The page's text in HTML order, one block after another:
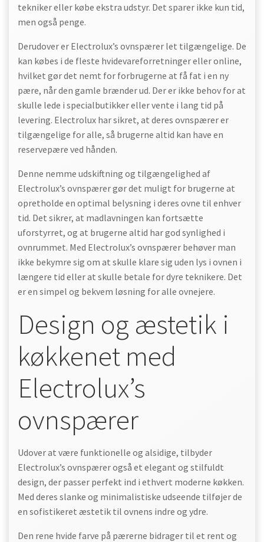
tekniker eller købe ekstra udstyr. Det sparer ikke kun tid,
men også penge.
Derudover er Electrolux’s ovnspærer let tilgængelige. De
kan købes i de fleste hvidevareforretninger eller online,
hvilket gør det nemt for forbrugerne at få fat i en ny
pære, når den gamle brænder ud. Der er ikke behov for at
skulle lede i specialbutikker eller vente i lang tid på
levering. Electrolux har sikret, at deres ovnspærer er
tilgængelige for alle, så brugerne altid kan have en
reservepære ved hånden.
Denne nemme udskiftning og tilgængelighed af
Electrolux’s ovnspærer gør det muligt for brugerne at
opretholde en optimal belysning i deres ovne til enhver
tid. Det sikrer, at madlavningen kan fortsætte
uforstyrret, og at brugerne altid har god synlighed i
ovnrummet. Med Electrolux’s ovnspærer behøver man
ikke bekymre sig om at skulle klare sig uden lys i ovnen i
længere tid eller at skulle betale for dyre teknikere. Det
er en simpel og bekvem løsning for alle ovnejere.
Design og æstetik i
køkkenet med
Electrolux’s
ovnspærer
Udover at være funktionelle og alsidige, tilbyder
Electrolux’s ovnspærer også et elegant og stilfuldt
design, der passer perfekt ind i ethvert moderne køkken.
Med deres slanke og minimalistiske udseende tilføjer de
en sofistikeret æstetik til ovnens indre og ydre.
Den rene hvide farve på pærerne bidrager til et rent og